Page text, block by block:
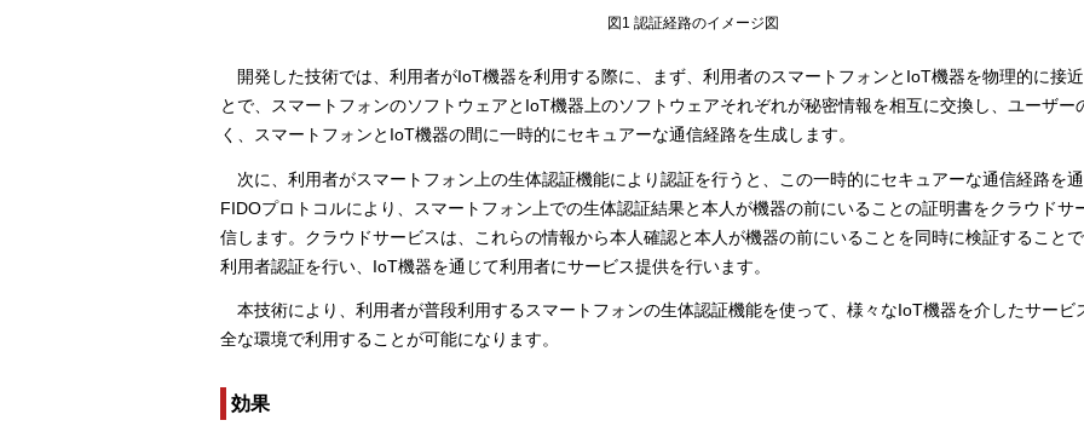
図1 認証経路のイメージ図
開発した技術では、利用者がIoT機器を利用する際に、まず、利用者のスマートフォンとIoT機器を物理的に接
とで、スマートフォンのソフトウェアとIoT機器上のソフトウェアそれぞれが秘密情報を相互に交換し、ユーザー
く、スマートフォンとIoT機器の間に一時的にセキュアーな通信経路を生成します。
次に、利用者がスマートフォン上の生体認証機能により認証を行うと、この一時的にセキュアーな通信経路を通
FIDOプロトコルにより、スマートフォン上での生体認証結果と本人が機器の前にいることの証明書をクラウドサ
信します。クラウドサービスは、これらの情報から本人確認と本人が機器の前にいることを同時に検証すること
利用者認証を行い、IoT機器を通じて利用者にサービス提供を行います。
本技術により、利用者が普段利用するスマートフォンの生体認証機能を使って、様々なIoT機器を介したサービ
全な環境で利用することが可能になります。
効果